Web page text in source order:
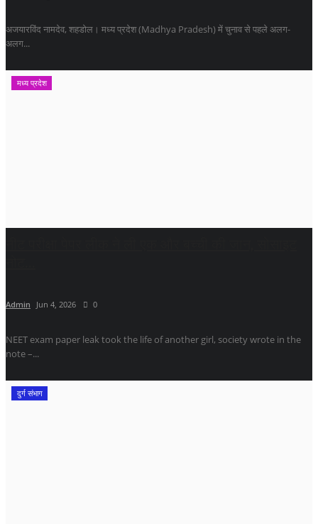
अजयारविंद नामदेव, शहडोल। मध्य प्रदेश (Madhya Pradesh) में चुनाव से पहले अलग-
अलग...
मध्य प्रदेश
Admin Jun 4, 2026 0
NEET exam paper leak took the life of another girl, society wrote in the
note –...
दुर्ग संभाग